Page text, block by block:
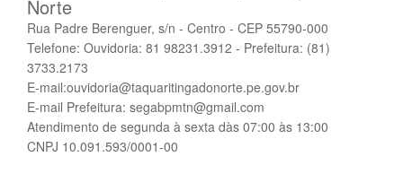
Norte
Rua Padre Berenguer, s/n - Centro - CEP 55790-000
Telefone: Ouvidoria: 81 98231.3912 - Prefeitura: (81)
3733.2173
E-mail:ouvidoria@taquaritingadonorte.pe.gov.br
E-mail Prefeitura: segabpmtn@gmail.com
Atendimento de segunda à sexta dàs 07:00 às 13:00
CNPJ 10.091.593/0001-00